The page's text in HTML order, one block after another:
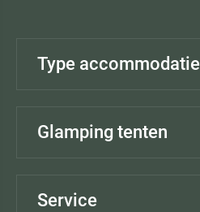
Type accommodatie
Glamping tenten
Service